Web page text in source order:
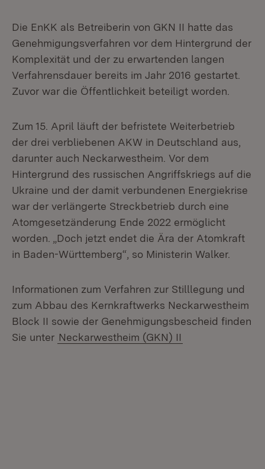
Die EnKK als Betreiberin von GKN II hatte das
Genehmigungsverfahren vor dem Hintergrund der
Komplexität und der zu erwartenden langen
Verfahrensdauer bereits im Jahr 2016 gestartet.
Zuvor war die Öffentlichkeit beteiligt worden.
Zum 15. April läuft der befristete Weiterbetrieb
der drei verbliebenen AKW in Deutschland aus,
darunter auch Neckarwestheim. Vor dem
Hintergrund des russischen Angriffskriegs auf die
Ukraine und der damit verbundenen Energiekrise
war der verlängerte Streckbetrieb durch eine
Atomgesetzänderung Ende 2022 ermöglicht
worden. „Doch jetzt endet die Ära der Atomkraft
in Baden-Württemberg“, so Ministerin Walker.
Informationen zum Verfahren zur Stilllegung und
zum Abbau des Kernkraftwerks Neckarwestheim
Block II sowie der Genehmigungsbescheid finden
Sie unter Neckarwestheim (GKN) II